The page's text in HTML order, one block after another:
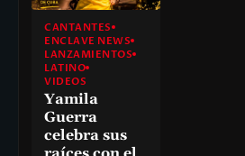
CANTANTES
ENCLAVE NEWS
LANZAMIENTOS
LATINO
VIDEOS
Yamila
Guerra
celebra sus